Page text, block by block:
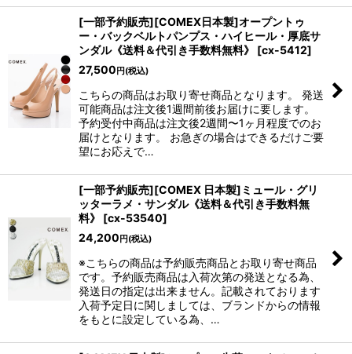
[一部予約販売][COMEX日本製]オープントゥ
ー・バックベルトパンプス・ハイヒール・厚底サ
ンダル《送料＆代引き手数料無料》
[cx-5412]
27,500 円 (税込)
こちらの商品はお取り寄せ商品となります。 発送
可能商品は注文後1週間前後お届けに要します。
予約受付中商品は注文後2週間〜1ヶ月程度でのお
届けとなります。 お急ぎの場合はできるだけご要
望にお応えで…
[一部予約販売][COMEX 日本製]ミュール・グリ
ッターラメ・サンダル《送料＆代引き手数料無
料》
[cx-53540]
24,200 円 (税込)
※こちらの商品は予約販売商品とお取り寄せ商品
です。予約販売商品は入荷次第の発送となる為、
発送日の指定は出来ません。記載されております
入荷予定日に関しましては、ブランドからの情報
をもとに設定している為、…